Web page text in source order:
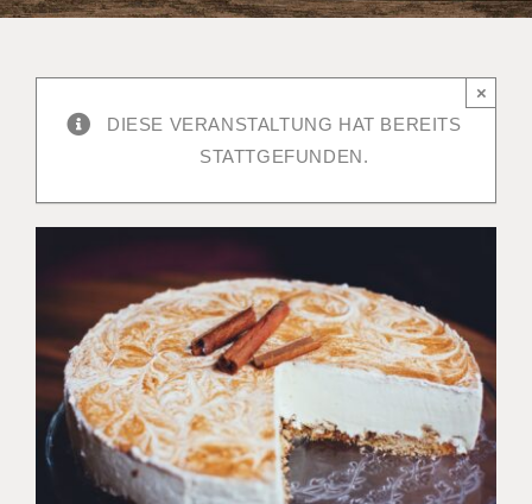
DIESE VERANSTALTUNG HAT BEREITS
STATTGEFUNDEN.
×